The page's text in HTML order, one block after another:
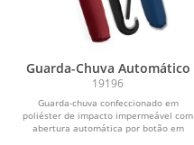
Guarda-Chuva Automático
19196
Guarda-chuva confeccionado em
poliéster de impacto impermeável com
abertura automática por botão em